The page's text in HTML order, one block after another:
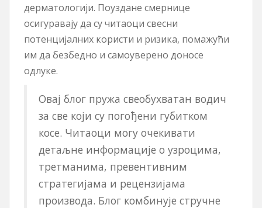
дерматологији. Поуздане смернице
осигуравају да су читаоци свесни
потенцијалних користи и ризика, помажући
им да безбедно и самоуверено доносе
одлуке.
Овај блог пружа свеобухватан водич
за све који су погођени губитком
косе. Читаоци могу очекивати
детаљне информације о узроцима,
третманима, превентивним
стратегијама и рецензијама
производа. Блог комбинује стручне